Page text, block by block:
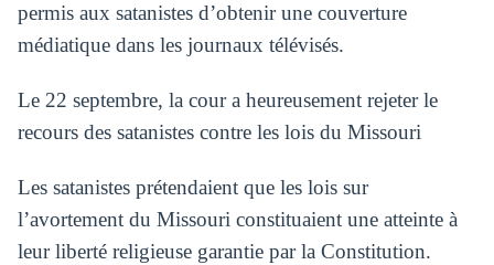
permis aux satanistes d’obtenir une couverture
médiatique dans les journaux télévisés.
Le 22 septembre, la cour a heureusement rejeter le
recours des satanistes contre les lois du Missouri
Les satanistes prétendaient que les lois sur
l’avortement du Missouri constituaient une atteinte à
leur liberté religieuse garantie par la Constitution.